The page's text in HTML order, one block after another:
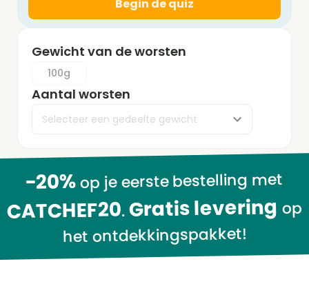
-20%op je eerste bestelling met
CATCHEF20.Gratis levering op
het ontdekkingspakket!